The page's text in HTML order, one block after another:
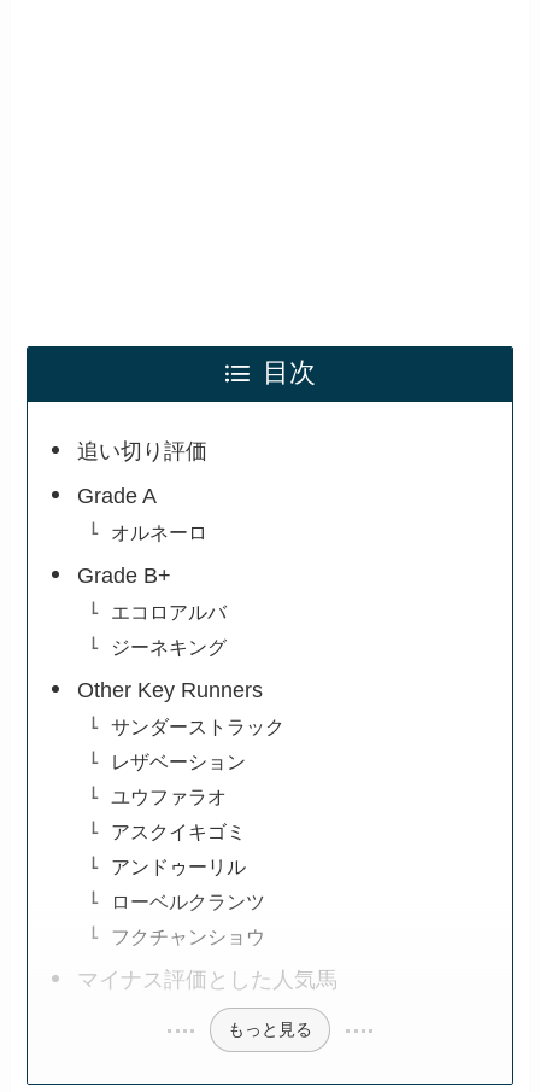
目次
追い切り評価
Grade A
オルネーロ
Grade B+
エコロアルバ
ジーネキング
Other Key Runners
サンダーストラック
レザベーション
ユウファラオ
アスクイキゴミ
アンドゥーリル
ローベルクランツ
フクチャンショウ
マイナス評価とした人気馬
もっと見る